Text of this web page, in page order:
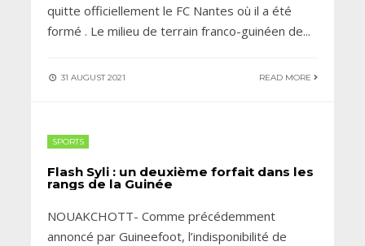
quitte officiellement le FC Nantes où il a été
formé . Le milieu de terrain franco-guinéen de...
31 AUGUST 2021 READ MORE
SPORTS
Flash Syli : un deuxième forfait dans les
rangs de la Guinée
NOUAKCHOTT- Comme précédemment
annoncé par Guineefoot, l’indisponibilité de